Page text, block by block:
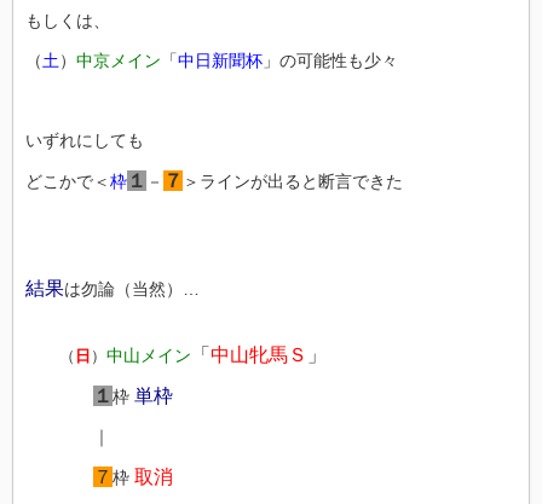
もしくは、
（土） 中京メイン 「中日新聞杯 」の可能性も少々
いずれにしても
どこかで＜枠 １ － ７ ＞ラインが出ると断言できた
結果は勿論（当然）…
（ 日 ） 中山メイン 「 中山牝馬Ｓ 」
１枠 単枠
｜
７ 枠 取消